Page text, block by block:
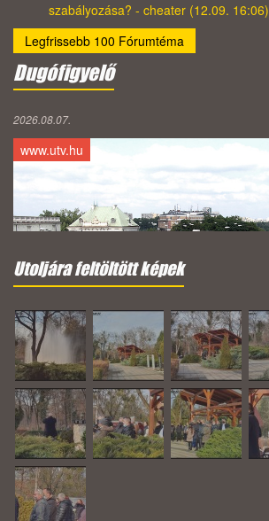
szabályozása? - cheater (12.09. 16:06)
Legfrissebb 100 Fórumtéma
Dugófigyelő
2026.08.07.
www.utv.hu
Utoljára feltöltött képek